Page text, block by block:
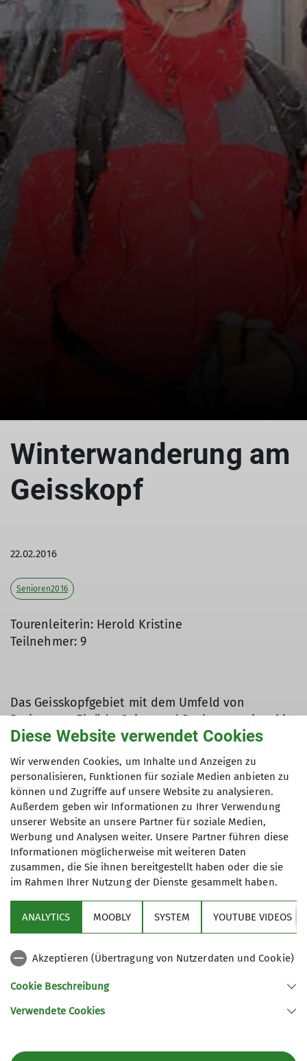
Winterwanderung am
Geisskopf
22.02.2016
Senioren2016
Tourenleiterin: Herold Kristine
Teilnehmer: 9
Das Geisskopfgebiet mit dem Umfeld von
Breitenau-, Einöd-, Geiss- und Dreitannenriegel ist
zu jeder Jahrezeit ein nahegelegenes
Wandergebiet. Die angedachte
Schneeschuhwanderung wurde aus
Schneemangel zur Winterwanderung verändert.
Für eine weitere Vorgabe stellte sich das
vorhandene Zeitfenster in der Wetterentwicklung
dar. Am Samstag Vormittag war für 9 DAV'ler die
Unterbreitenau Ausgangspunkt für die
Winterwanderung mit der Wanderpause auf der
Geisskopfhütte mit vorsorglich bestellter
Wanderweg 4 der ausholend am Einödriegel
sich schöne Ausblicke zum Arber und in's
der Wanderpause mit angenehmer Bewirtung
zeigte sich, der kommende Wetterumschwung.
Diese Website verwendet Cookies
Wir verwenden Cookies, um Inhalte und Anzeigen zu
personalisieren, Funktionen für soziale Medien anbieten zu
können und Zugriffe auf unsere Website zu analysieren.
Außerdem geben wir Informationen zu Ihrer Verwendung
unserer Website an unsere Partner für soziale Medien,
Werbung und Analysen weiter. Unsere Partner führen diese
Informationen möglicherweise mit weiteren Daten
zusammen, die Sie ihnen bereitgestellt haben oder die sie
im Rahmen Ihrer Nutzung der Dienste gesammelt haben.
ANALYTICS MOOBLY SYSTEM YOUTUBE VIDEOS
Akzeptieren (Übertragung von Nutzerdaten und Cookie)
Cookie Beschreibung
Verwendete Cookies